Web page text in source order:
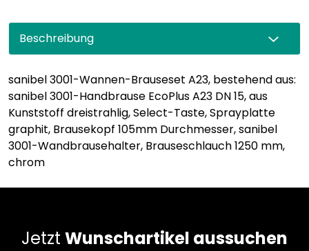
Beschreibung
sanibel 3001-Wannen-Brauseset A23, bestehend aus:
sanibel 3001-Handbrause EcoPlus A23 DN 15, aus
Kunststoff dreistrahlig, Select-Taste, Sprayplatte
graphit, Brausekopf 105mm Durchmesser, sanibel
3001-Wandbrausehalter, Brauseschlauch 1250 mm,
chrom
Jetzt Wunschartikel aussuchen